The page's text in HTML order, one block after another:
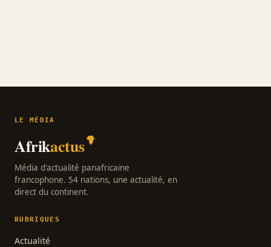
LE MÉDIA
Afrikactus
Média d'actualité panafricaine
francophone. 54 nations, une actualité, en
direct du continent.
RUBRIQUES
Actualité